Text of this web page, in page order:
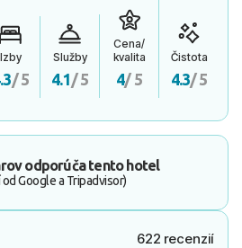
Izby
/ 5
Služby
4.1/ 5
Cena/
kvalita
4/ 5
Čistota
4.3/ 5
odporúča tento hotel
Google a Tripadvisor)
622 recenzií